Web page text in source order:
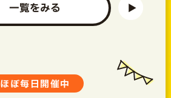
一覧をみる
ほぼ毎日開催中